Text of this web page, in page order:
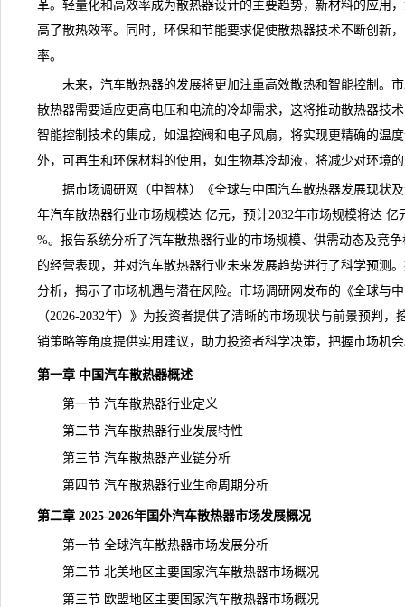
革。轻量化和高效率成为散热器设计的主要趋势，新材料的应用
高了散热效率。同时，环保和节能要求促使散热器技术不断创新
率。
未来，汽车散热器的发展将更加注重高效散热和智能控制。
散热器需要适应更高电压和电流的冷却需求，这将推动散热器技
智能控制技术的集成，如温控阀和电子风扇，将实现更精确的温
外，可再生和环保材料的使用，如生物基冷却液，将减少对环境
据市场调研网（中智林）《全球与中国汽车散热器发展现状
年汽车散热器行业市场规模达 亿元，预计2032年市场规模将达
%。报告系统分析了汽车散热器行业的市场规模、供需动态及竞争
的经营表现，并对汽车散热器行业未来发展趋势进行了科学预测
分析，揭示了市场机遇与潜在风险。市场调研网发布的《全球与
（2026-2032年） 》为投资者提供了清晰的市场现状与前景预判，
销策略等角度提供实用建议，助力投资者科学决策，把握市场机
第一章 中国汽车散热器概述
第一节 汽车散热器行业定义
第二节 汽车散热器行业发展特性
第三节 汽车散热器产业链分析
第四节 汽车散热器行业生命周期分析
第二章 2025-2026年国外汽车散热器市场发展概况
第一节 全球汽车散热器市场发展分析
第二节 北美地区主要国家汽车散热器市场概况
第三节 欧盟地区主要国家汽车散热器市场概况